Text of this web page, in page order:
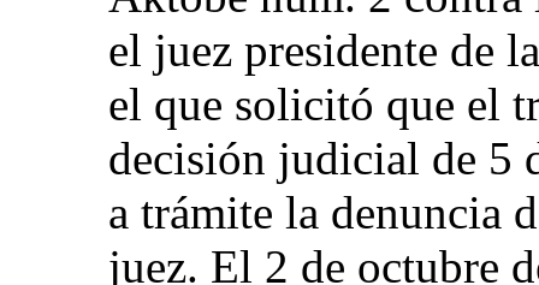
el juez presidente de
el que solicitó que el
decisión judicial de 5
a trámite la denuncia
juez. El 2 de octubre